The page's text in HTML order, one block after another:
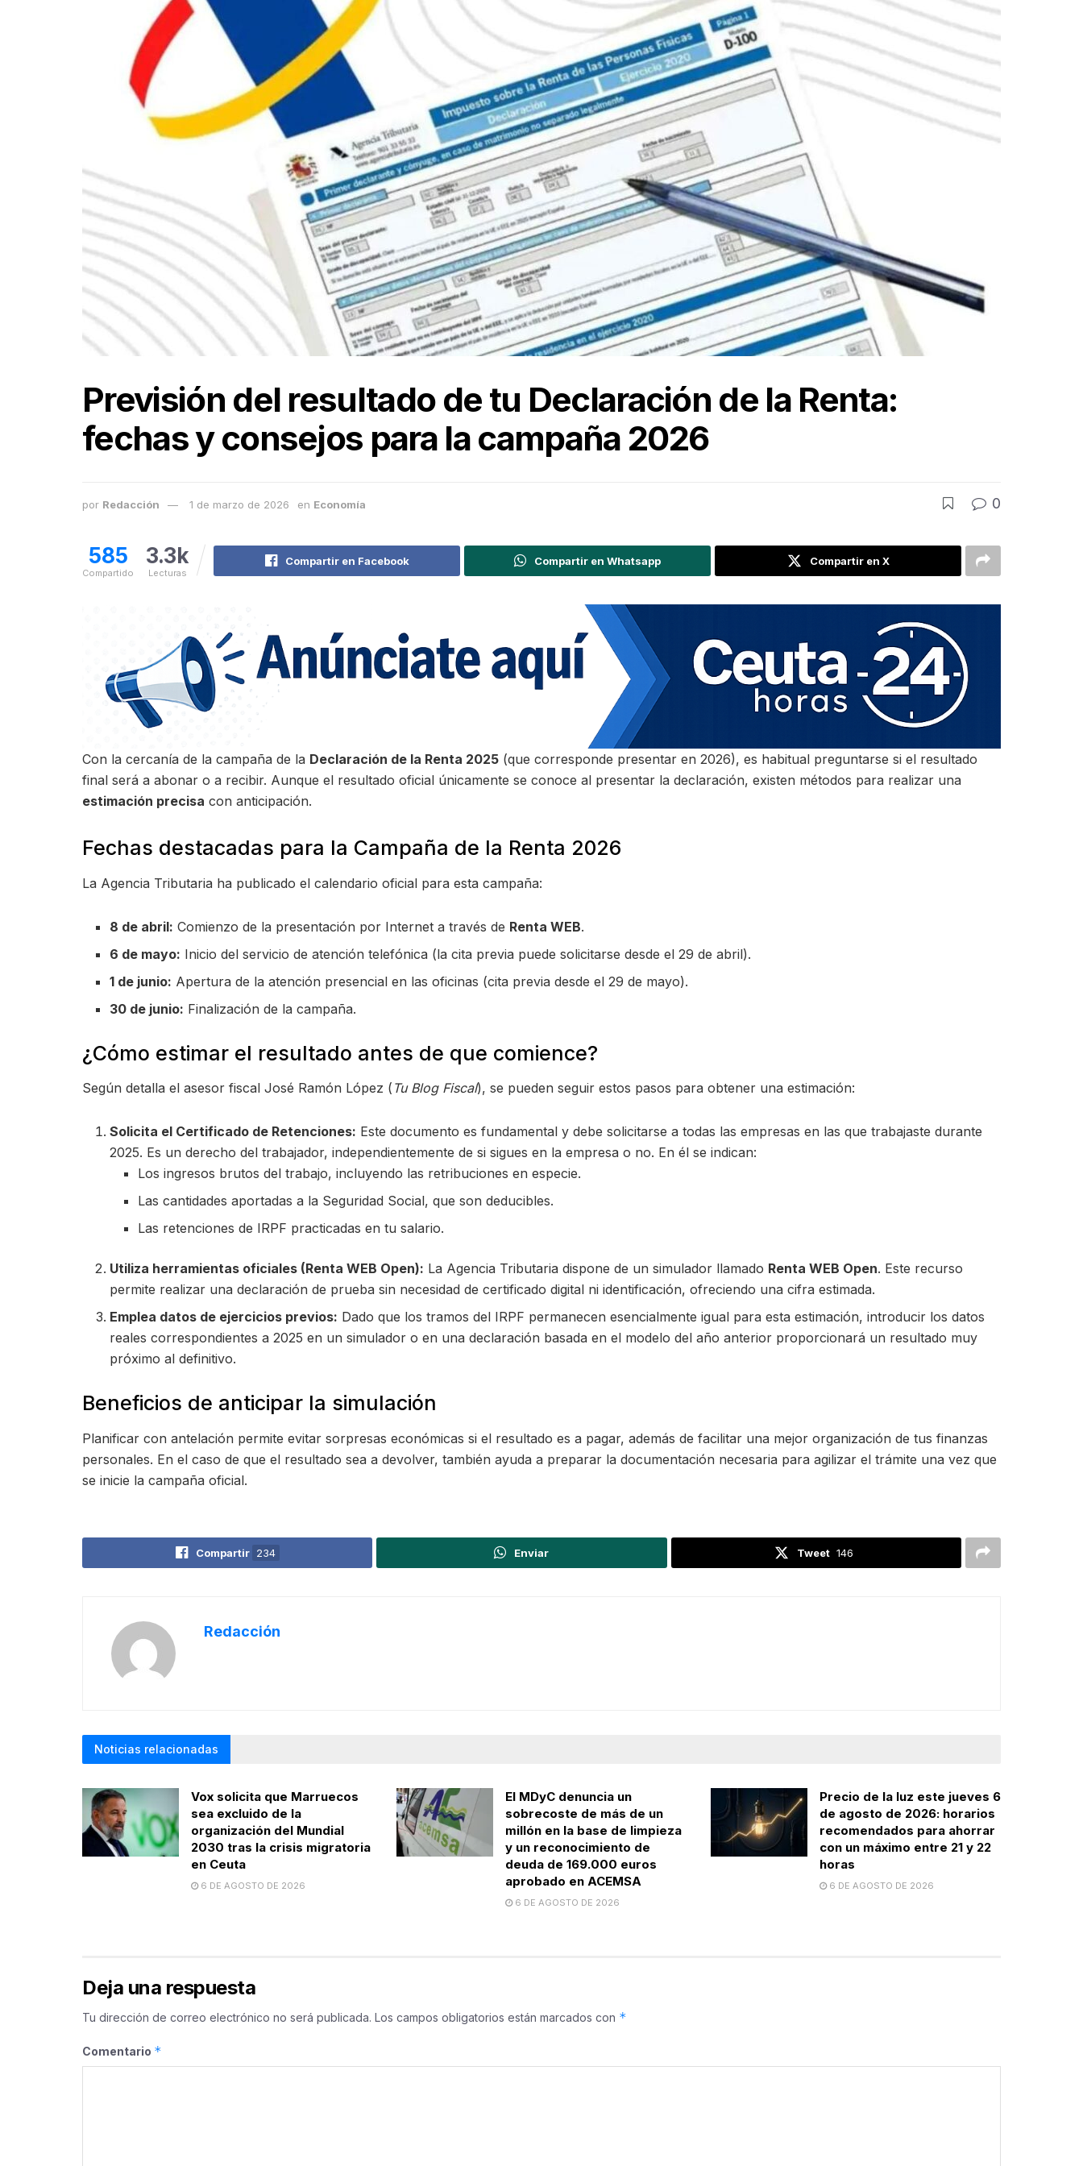
Previsión del resultado de tu Declaración de la Renta:
fechas y consejos para la campaña 2026
por Redacción 1 de marzo de 2026 en Economía 0
585
Compartido
3.3k
Lecturas
Compartir en Facebook Compartir en Whatsapp Compartir en X
Con la cercanía de la campaña de la Declaración de la Renta 2025 (que corresponde presentar en 2026), es habitual preguntarse si el resultado
final será a abonar o a recibir. Aunque el resultado oficial únicamente se conoce al presentar la declaración, existen métodos para realizar una
estimación precisa con anticipación.
Fechas destacadas para la Campaña de la Renta 2026
La Agencia Tributaria ha publicado el calendario oficial para esta campaña:
8 de abril: Comienzo de la presentación por Internet a través de Renta WEB.
6 de mayo: Inicio del servicio de atención telefónica (la cita previa puede solicitarse desde el 29 de abril).
1 de junio: Apertura de la atención presencial en las oficinas (cita previa desde el 29 de mayo).
30 de junio: Finalización de la campaña.
¿Cómo estimar el resultado antes de que comience?
Según detalla el asesor fiscal José Ramón López ( Tu Blog Fiscal), se pueden seguir estos pasos para obtener una estimación:
Solicita el Certificado de Retenciones: Este documento es fundamental y debe solicitarse a todas las empresas en las que trabajaste durante
2025. Es un derecho del trabajador, independientemente de si sigues en la empresa o no. En él se indican:
Los ingresos brutos del trabajo, incluyendo las retribuciones en especie.
Las cantidades aportadas a la Seguridad Social, que son deducibles.
Las retenciones de IRPF practicadas en tu salario.
Utiliza herramientas oficiales (Renta WEB Open): La Agencia Tributaria dispone de un simulador llamado Renta WEB Open. Este recurso
permite realizar una declaración de prueba sin necesidad de certificado digital ni identificación, ofreciendo una cifra estimada.
Emplea datos de ejercicios previos: Dado que los tramos del IRPF permanecen esencialmente igual para esta estimación, introducir los datos
reales correspondientes a 2025 en un simulador o en una declaración basada en el modelo del año anterior proporcionará un resultado muy
próximo al definitivo.
Beneficios de anticipar la simulación
Planificar con antelación permite evitar sorpresas económicas si el resultado es a pagar, además de facilitar una mejor organización de tus finanzas
personales. En el caso de que el resultado sea a devolver, también ayuda a preparar la documentación necesaria para agilizar el trámite una vez que
se inicie la campaña oficial.
Compartir 234 Enviar Tweet 146
Redacción
Noticias relacionadas
Vox solicita que Marruecos
sea excluido de la
organización del Mundial
2030 tras la crisis migratoria
en Ceuta
6 DE AGOSTO DE 2026
El MDyC denuncia un
sobrecoste de más de un
millón en la base de limpieza
y un reconocimiento de
deuda de 169.000 euros
aprobado en ACEMSA
6 DE AGOSTO DE 2026
Precio de la luz este jueves 6
de agosto de 2026: horarios
recomendados para ahorrar
con un máximo entre 21 y 22
horas
6 DE AGOSTO DE 2026
Deja una respuesta
Tu dirección de correo electrónico no será publicada. Los campos obligatorios están marcados con *
Comentario *